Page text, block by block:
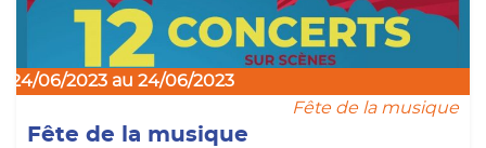
24/06/2023 au 24/06/2023
Fête de la musique
Fête de la musique